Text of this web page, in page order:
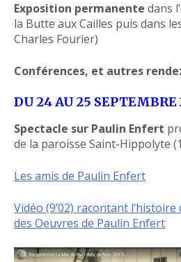
Exposition permanente dans
la Butte aux Cailles puis dans
Charles Fourier)
Conférences, et autres
DU 24 AU 25 SEPTEMBRE
Spectacle sur Paulin Enfert
de la paroisse Saint-Hippolyte
Les amis de Paulin Enfert
Vidéo (9’02) racontant
des Oeuvres de Paulin Enfert